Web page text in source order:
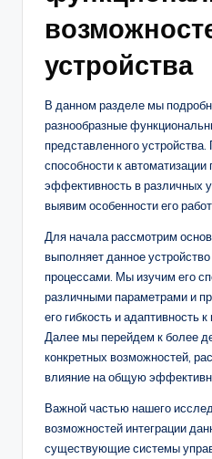
устройства
В данном разделе мы
разнообразные
представленного
способности к
эффективность в различных
выявим особенности его
Для начала рассмотрим
выполняет данное
процессами. Мы изучим его
различными параметрами и
его гибкость и
Далее мы перейдем к более
конкретных возможностей,
влияние на общую
Важной частью нашего
возможностей интеграции
существующие системы